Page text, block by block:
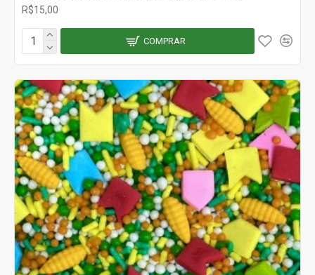
R$15,00
COMPRAR